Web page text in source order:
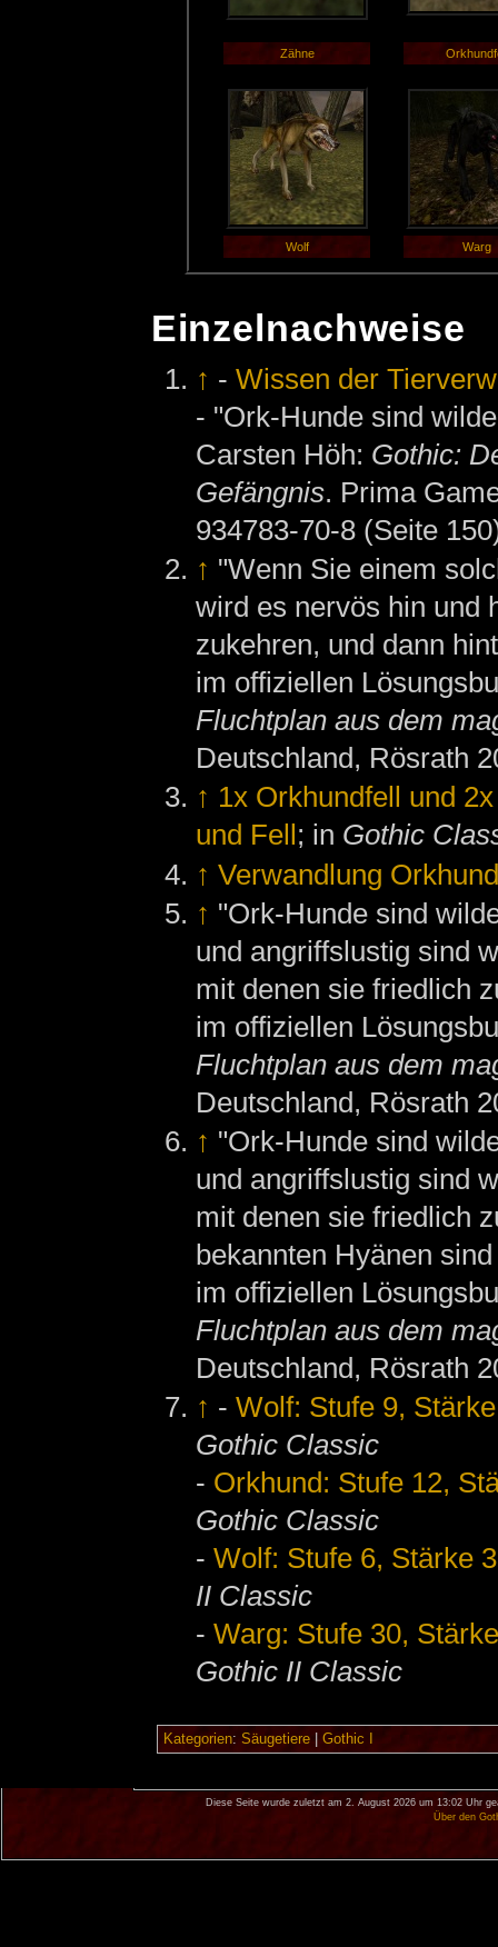
Zähne
Wolf Warg
Einzelnachweise
↑ -Wissen der
- "Ork-Hunde sind
Carsten Höh: Gothic:
Gefängnis. Prima
934783-70-8 (Seite
↑ "Wenn Sie einem
wird es nervös hin und
zukehren, und dann
im offiziellen
Fluchtplan aus dem
Deutschland, Rösrath
↑ 1x Orkhundfell und
und Fell; in Gothic
↑ Verwandlung
↑ "Ork-Hunde sind
und angriffslustig sind
mit denen sie friedlich
im offiziellen
Fluchtplan aus dem
Deutschland, Rösrath
↑ "Ork-Hunde sind
und angriffslustig sind
mit denen sie friedlich
bekannten Hyänen
im offiziellen
Fluchtplan aus dem
Deutschland, Rösrath
↑ -Wolf: Stufe 9,
Gothic Classic
- Orkhund: Stufe 12,
Gothic Classic
-Wolf: Stufe 6, Stärke
II Classic
-Warg: Stufe 30,
Gothic II Classic
Kategorien: Säugetiere| Gothic I
Diese Seite wurde zuletzt am 2. August 2026 um 13:02 Uhr
Über den